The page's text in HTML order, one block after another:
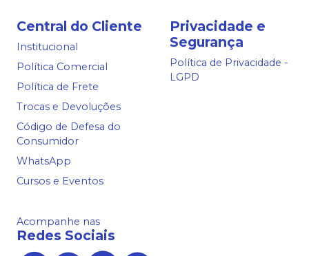
Central do Cliente
Institucional
Política Comercial
Política de Frete
Trocas e Devoluções
Código de Defesa do
Consumidor
WhatsApp
Cursos e Eventos
Privacidade e
Segurança
Política de Privacidade -
LGPD
Acompanhe nas
Redes Sociais